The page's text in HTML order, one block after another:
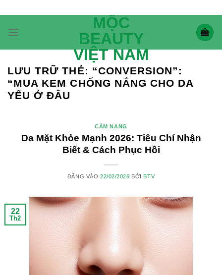
nội
MỘC
BEAUTY
VIỆT NAM
LƯU TRỮ THẺ: “CONVERSION”:
“MUA KEM CHỐNG NẮNG CHO DA
YẾU Ở ĐÂU
CẨM NANG
Da Mặt Khỏe Mạnh 2026: Tiêu Chí Nhận
Biết & Cách Phục Hồi
ĐĂNG VÀO 22/02/2026 BỞI BTV
22
Th2